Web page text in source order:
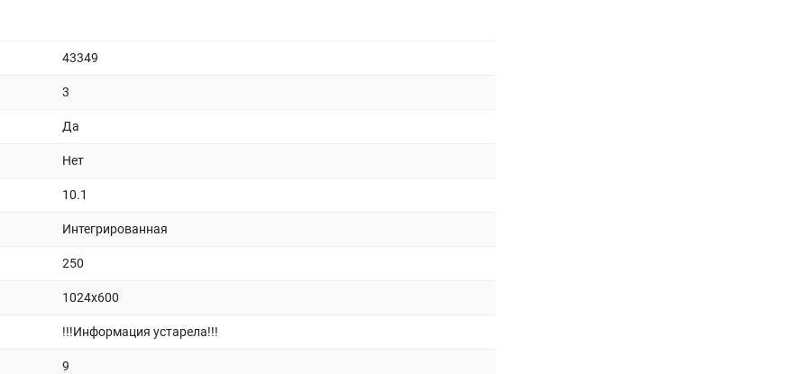
43349
3
Да
Нет
10.1
Интегрированная
250
1024x600
!!!Информация устарела!!!
9